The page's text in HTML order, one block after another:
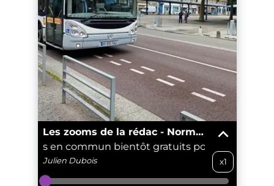
Les zooms de la rédac - Normandie
en commun bientôt gratuits pour les moins
Julien Dubois x1